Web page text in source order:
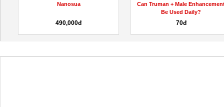
Nanosua
490,000đ
Can Truman + Male
Be Used Daily?
70đ